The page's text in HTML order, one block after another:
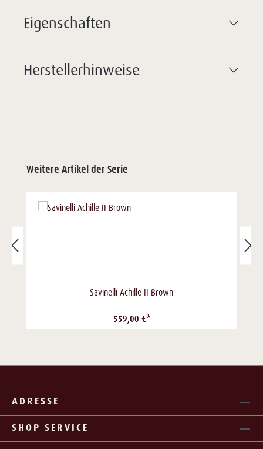
Eigenschaften
Herstellerhinweise
Weitere Artikel der Serie
Savinelli Achille II Brown
559,00 €*
ADRESSE
SHOP SERVICE